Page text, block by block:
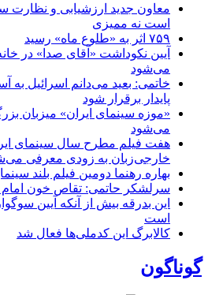
معاون جدید ارزشیابی و نظارت
است نه ممیزی
۷۵۹ اثر به «طلوع ماه» رسید
آیین نکوداشت «آقای صدا» در
می‌شود
خاتمی: بعید می‌دانم اسرائیل به
پایدار برقرار شود
«موزه سینمای ایران» میزبان
می‌شود
هفت فیلم مطرح سال سینمای
خارجی‌زبان به زودی معرفی
بهاره رهنما دومین فیلم بلند
سرلشکر حاتمی: تقاص خون امام
این بدرقه بیش از آنکه آیین
است
کالابرگ این کدملی‌ها فعال شد
گوناگون